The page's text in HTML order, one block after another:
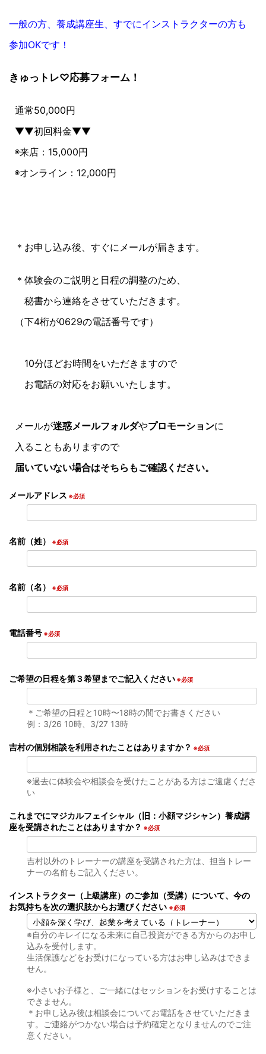
一般の方、養成講座生、すでにインストラクターの方も
参加OKです！
きゅっトレ♡応募フォーム！
通常50,000円
▼▼初回料金▼▼
◉来店：15,000円
◉オンライン：12,000円
＊お申し込み後、すぐにメールが届きます。
＊体験会のご説明と日程の調整のため、
秘書から連絡をさせていただきます。
（下4桁が0629の電話番号です）
10分ほどお時間をいただきますので
お電話の対応をお願いいたします。
メールが迷惑メールフォルダやプロモーションに
入ることもありますので
届いていない場合はそちらもご確認ください。
メールアドレス ※必須
名前（姓） ※必須
名前（名） ※必須
電話番号 ※必須
ご希望の日程を第３希望までご記入ください ※必須
＊ご希望の日程と10時〜18時の間でお書きください
例：3/26 10時、3/27 13時
吉村の個別相談を利用されたことはありますか？ ※必須
※過去に体験会や相談会を受けたことがある方はご遠慮くださ
い
これまでにマジカルフェイシャル（旧：小顔マジシャン）養成講
座を受講されたことはありますか？ ※必須
吉村以外のトレーナーの講座を受講された方は、担当トレー
ナーの名前もご記入ください。
インストラクター（上級講座）のご参加（受講）について、今の
お気持ちを次の選択肢からお選びください ※必須
※自分のキレイになる未来に自己投資ができる方からのお申し
込みを受付します。
生活保護などをお受けになっている方はお申し込みはできま
せん。
※小さいお子様と、ご一緒にはセッションをお受けすることは
できません。
＊お申し込み後は相談会についてお電話をさせていただきま
す。ご連絡がつかない場合は予約確定となりませんのでご注
意ください。